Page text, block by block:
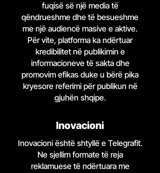
fuqisë së një media të
qëndrueshme dhe të besueshme
me një audiencë masive e aktive.
Për vite, platforma ka ndërtuar
kredibilitet në publikimin e
informacioneve të sakta dhe
promovim efikas duke u bërë pika
kryesore referimi për publikun në
gjuhën shqipe.
Inovacioni
Inovacioni është shtyllë e Telegrafit.
Ne sjellim formate të reja
reklamuese të ndërtuara me